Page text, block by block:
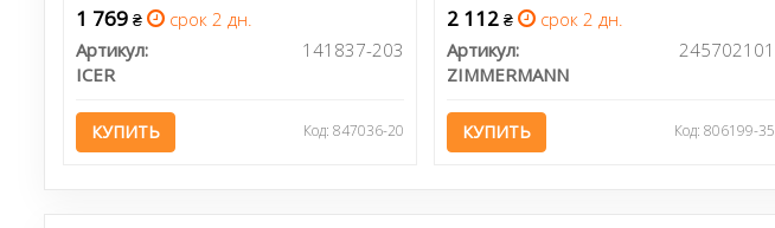
1 769 ₴
срок 2 дн.
Артикул:
141837-203
ICER
КУПИТЬ Код: 847036-20
2 112 ₴
срок 2 дн.
Артикул:
245702101
ZIMMERMANN
КУПИТЬ Код: 806199-35